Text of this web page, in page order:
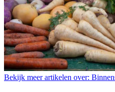
Bekijk meer artikelen over: